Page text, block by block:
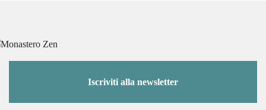
Iscriviti alla newsletter